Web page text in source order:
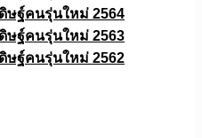
ษฐ์คนรุ่นใหม่ 2564
ษฐ์คนรุ่นใหม่ 2563
ษฐ์คนรุ่นใหม่ 2562